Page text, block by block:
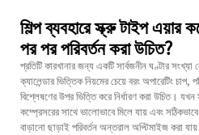
শিল্প ব্যবহারে স্ক্রু টাইপ
পর পর পরিবর্তন করা উচিত?
প্রতিটি কারখানার জন্য একটি সার্বজনীন ঘণ্টার
ক্যালেন্ডার ভিত্তিক নিয়মের চেয়ে বরং অপারেটিং
বিশ্লেষণের উপর ভিত্তি করে নির্ধারণ করা উচিত।
কম্প্রেসরের সাথে ভালোভাবে মিলে যায় এবং
বাড়ানো ছাড়াই পরিবর্তন অন্তরাল অপ্টিমাইজ করা